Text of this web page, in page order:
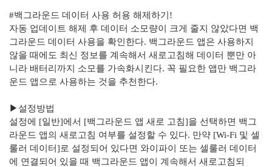
#백그라운드 데이터 사용 허용 해제하기 !
자동 업데이트 해제 후 데이터 소모량이 크게 줄지 않았다면 백
그라운드 데이터 사용을 확인한다. 백그라운드 앱은 사용하지
않을 때에도 최신 정보를 계속해서 새로고침해 데이터 뿐만 아
니라 배터리까지 소모를 가속화시킨다. 꼭 필요한 앱만 백그라
운드 앱으로 사용하는 것을 추천한다.
▶설정방법
설정에 [일반]에서 [백그라운드 앱 새로 고침]을 선택하면 백그
라운드 앱의 새로고침 여부를 설정할 수 있다. 만약 [Wi-Fi 및 셀
룰러 데이터]로 설정되어 있다면 와이파이 또는 셀룰러 데이터
에 연결되어 있을 때 백그라운드 앱이 계속해서 새로고침되